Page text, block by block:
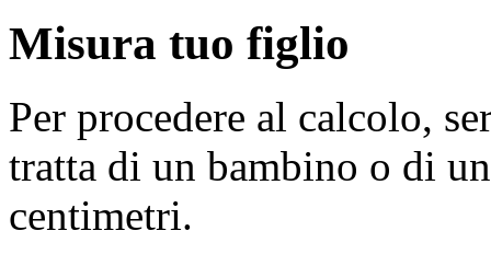
Misura tuo figlio
Per procedere al calcolo,
tratta di un bambino o di
centimetri.